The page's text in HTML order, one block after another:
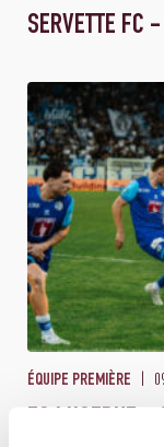
SERVETTE FC
ÉQUIPE PREMIÈRE